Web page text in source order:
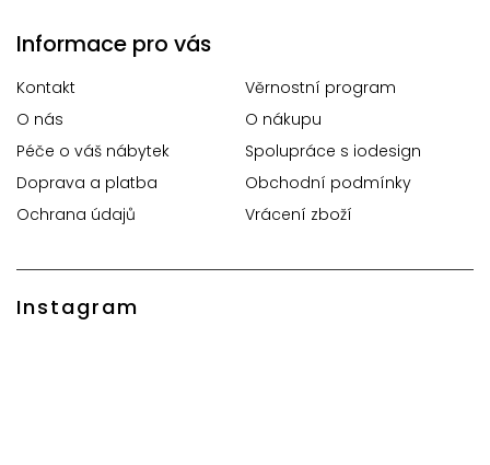
Informace pro vás
Kontakt
Věrnostní program
O nás
O nákupu
Péče o váš nábytek
Spolupráce s iodesign
Doprava a platba
Obchodní podmínky
Ochrana údajů
Vrácení zboží
Instagram